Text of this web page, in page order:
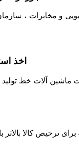
و مخابرات ،
اخذ
ماشین آلات خط
کالا بالاتر